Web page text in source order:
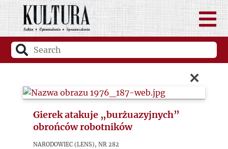
×
Gierek atakuje „burżuazyjnych”
obrońców robotników
Narodowiec (Lens), nr 282